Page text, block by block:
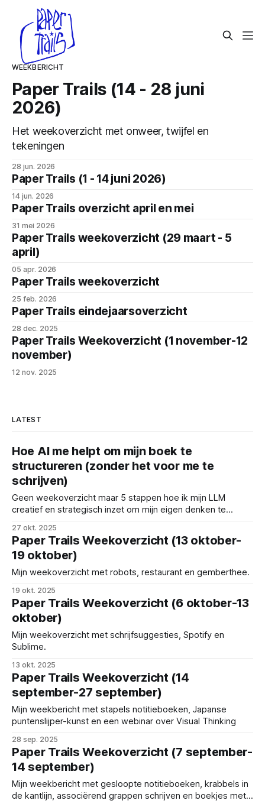
WEEKBERICHT
Paper Trails (14 - 28 juni
2026)
Het weekoverzicht met onweer, twijfel en
tekeningen
28 jun. 2026
Paper Trails (1 - 14 juni 2026)
14 jun. 2026
Paper Trails overzicht april en mei
31 mei 2026
Paper Trails weekoverzicht (29 maart - 5
april)
05 apr. 2026
Paper Trails weekoverzicht
25 feb. 2026
Paper Trails eindejaarsoverzicht
28 dec. 2025
Paper Trails Weekoverzicht (1 november-12
november)
12 nov. 2025
LATEST
Hoe AI me helpt om mijn boek te
structureren (zonder het voor me te
schrijven)
Geen weekoverzicht maar 5 stappen hoe ik mijn LLM
creatief en strategisch inzet om mijn eigen denken te
27 okt. 2025
Paper Trails Weekoverzicht (13 oktober-
19 oktober)
Mijn weekoverzicht met robots, restaurant en gemberthee.
19 okt. 2025
Paper Trails Weekoverzicht (6 oktober-13
oktober)
Mijn weekoverzicht met schrijfsuggesties, Spotify en
Sublime.
13 okt. 2025
Paper Trails Weekoverzicht (14
september-27 september)
Mijn weekbericht met stapels notitieboeken, Japanse
puntenslijper-kunst en een webinar over Visual Thinking
28 sep. 2025
Paper Trails Weekoverzicht (7 september-
14 september)
Mijn weekbericht met gesloopte notitieboeken, krabbels in
de kantlijn, associërend grappen schrijven en boekjes met